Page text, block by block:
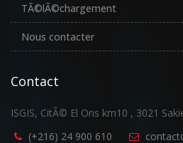
TÃ©lÃ©chargement
Nous contacter
Contact
ISGIS, CitÃ© El Ons km10 , 3021
(+216) 24 900 610